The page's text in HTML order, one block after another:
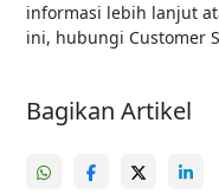
informasi lebih lanjut
ini, hubungi Customer
Bagikan Artikel